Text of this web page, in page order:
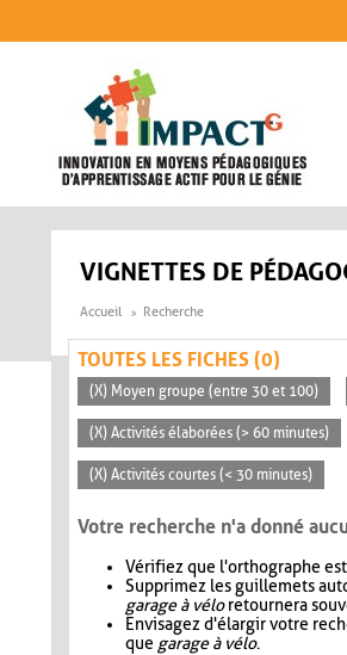
VIGNETTES DE
Accueil Recherche
TOUTES LES FICHES (0)
(X) Moyen groupe (entre 30 et 100)
(X) Activités élaborées (> 60 minutes)
(X) Activités courtes (< 30 minutes)
Votre recherche n'a donné
Vérifiez que l'orthographe
Supprimez les guillemets
garage à véloretournera
Envisagez d'élargir votre
que garage à vélo.